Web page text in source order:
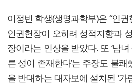
이정빈 학생(생명과학부)은 “인
인권헌장이 오히려 성적지향과
장이라는 인상을 받았다. 또 ‘남
른 성이 존재한다’는 주장도 불
을 반대하는 대자보에 설치된 ‘가